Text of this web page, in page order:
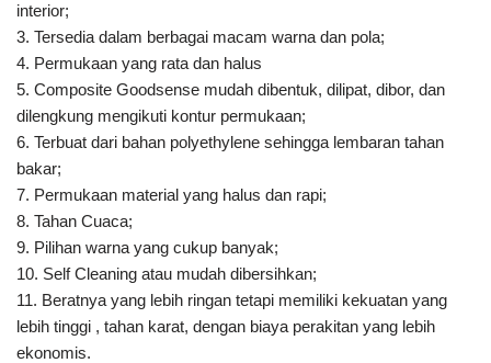
interior;
3. Tersedia dalam berbagai macam warna dan pola;
4. Permukaan yang rata dan halus
5. Composite Goodsense mudah dibentuk, dilipat, dibor, dan
dilengkung mengikuti kontur permukaan;
6. Terbuat dari bahan polyethylene sehingga lembaran tahan
bakar;
7. Permukaan material yang halus dan rapi;
8. Tahan Cuaca;
9. Pilihan warna yang cukup banyak;
10. Self Cleaning atau mudah dibersihkan;
11. Beratnya yang lebih ringan tetapi memiliki kekuatan yang
lebih tinggi , tahan karat, dengan biaya perakitan yang lebih
ekonomis.